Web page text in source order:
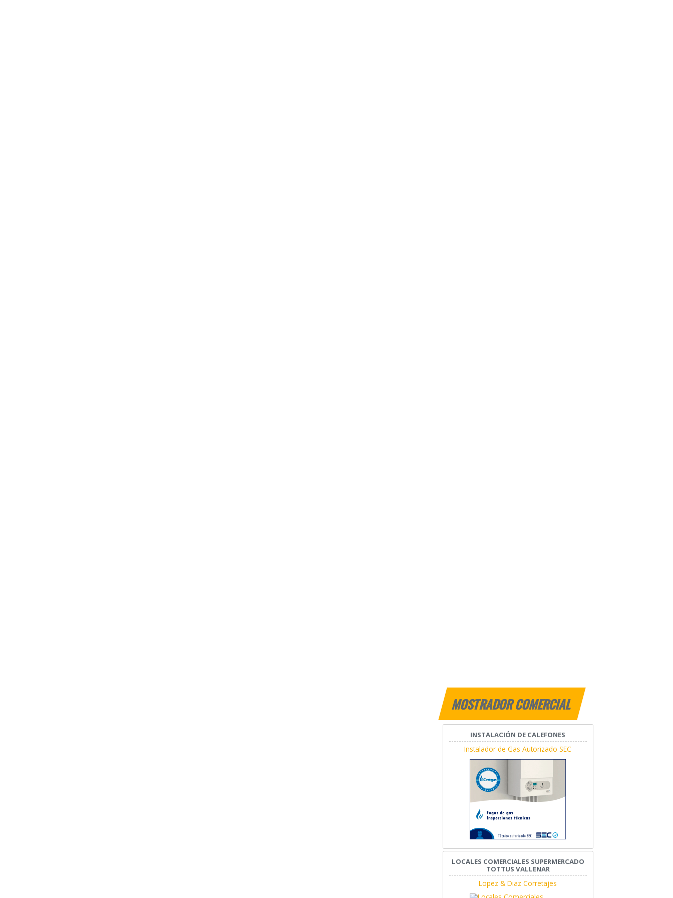
MOSTRADOR COMERCIAL
INSTALACIÓN DE CALEFONES
Instalador de Gas Autorizado SEC
LOCALES COMERCIALES SUPERMERCADO
TOTTUS VALLENAR
Lopez & Diaz Corretajes